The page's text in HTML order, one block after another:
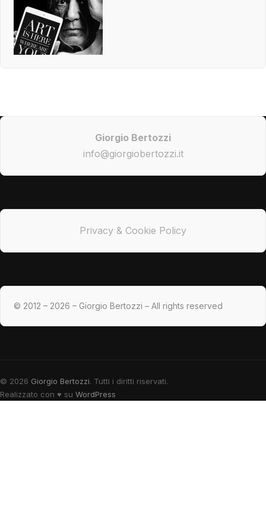
Giorgio Bertozzi
info@giorgiobertozzi.it
Privacy & Cookie Policy
© 2012 – 2026 – Giorgio Bertozzi – All rights reserved
© 2026 Giorgio Bertozzi. Tutti i diritti riservati.
Realizzato con ♥ su WordPress